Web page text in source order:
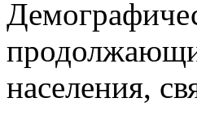
населения,